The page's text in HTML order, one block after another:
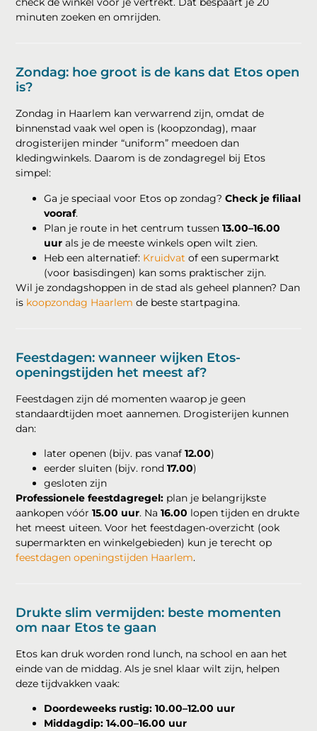
minuten zoeken en omrijden.
Zondag: hoe groot is de kans dat Etos open
is?
Zondag in Haarlem kan verwarrend zijn, omdat de
binnenstad vaak wel open is (koopzondag), maar
drogisterijen minder “uniform” meedoen dan
kledingwinkels. Daarom is de zondagregel bij Etos
simpel:
Ga je speciaal voor Etos op zondag?Check je filiaal
vooraf.
Plan je route in het centrum tussen13.00–16.00
uur als je de meeste winkels open wilt zien.
Heb een alternatief: Kruidvat of een supermarkt
(voor basisdingen) kan soms praktischer zijn.
Wil je zondagshoppen in de stad als geheel plannen? Dan
is koopzondag Haarlem de beste startpagina.
Feestdagen: wanneer wijken Etos-
openingstijden het meest af?
Feestdagen zijn dé momenten waarop je geen
standaardtijden moet aannemen. Drogisterijen kunnen
dan:
later openen (bijv. pas vanaf12.00)
eerder sluiten (bijv. rond17.00)
gesloten zijn
Professionele feestdagregel: plan je belangrijkste
aankopen vóór15.00 uur. Na16.00 lopen tijden en drukte
het meest uiteen. Voor het feestdagen-overzicht (ook
supermarkten en winkelgebieden) kun je terecht op
feestdagen openingstijden Haarlem.
Drukte slim vermijden: beste momenten
om naar Etos te gaan
Etos kan druk worden rond lunch, na school en aan het
einde van de middag. Als je snel klaar wilt zijn, helpen
deze tijdvakken vaak:
Doordeweeks rustig: 10.00–12.00 uur
Middagdip: 14.00–16.00 uur